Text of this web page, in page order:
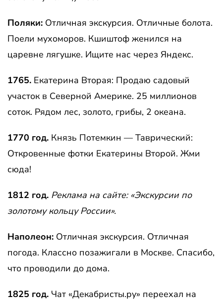
Поляки: Отличная экскурсия. Отличные болота.
Поели мухоморов. Кшиштоф женился на
царевне лягушке. Ищите нас через Яндекс.
1765. Екатерина Вторая: Продаю садовый
участок в Северной Америке. 25 миллионов
соток. Рядом лес, золото, грибы, 2 океана.
1770 год. Князь Потемкин — Таврический:
Откровенные фотки Екатерины Второй. Жми
сюда!
1812 год. Реклама на сайте: «Экскурсии по
золотому кольцу России».
Наполеон: Отличная экскурсия. Отличная
погода. Классно позажигали в Москве. Спасибо,
что проводили до дома.
1825 год. Чат «Декабристы.ру» переехал на